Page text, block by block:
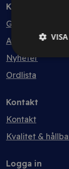
Kunskapsbank
Guider
Avtalsmallar
Nyheter
Ordlista
Kontakt
Kontakt
Kvalitet &
Logga in
VISA